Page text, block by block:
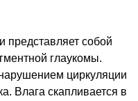
представляет собой
глаукомы.
циркуляции
Влага скапливается в